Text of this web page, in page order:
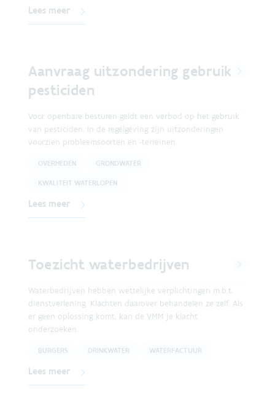
Lees meer
Aanvraag uitzondering gebruik
pesticiden
Voor openbare besturen geldt een verbod op het gebruik
van pesticiden. In de regelgeving zijn uitzonderingen
voorzien probleemsoorten en -terreinen.
OVERHEDEN GRONDWATER
KWALITEIT WATERLOPEN
Lees meer
Toezicht waterbedrijven
Waterbedrijven hebben wettelijke verplichtingen m.b.t.
dienstverlening. Klachten daarover behandelen ze zelf. Als
er geen oplossing komt, kan de VMM je klacht
onderzoeken.
BURGERS DRINKWATER WATERFACTUUR
Lees meer